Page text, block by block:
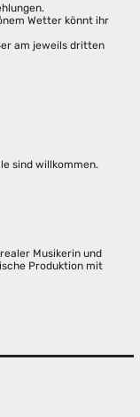
Wetter könnt ihr
am jeweils dritten
sind willkommen.
Musikerin und
Produktion mit